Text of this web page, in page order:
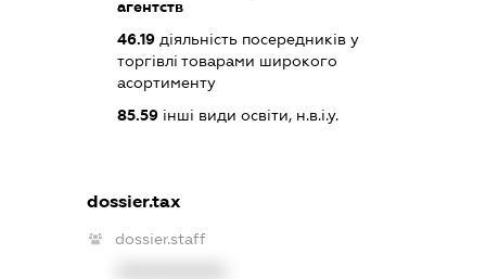
агентств
46.19 діяльність посередників у
торгівлі товарами широкого
асортименту
85.59 інші види освіти, н.в.і.у.
dossier.tax
dossier.staff